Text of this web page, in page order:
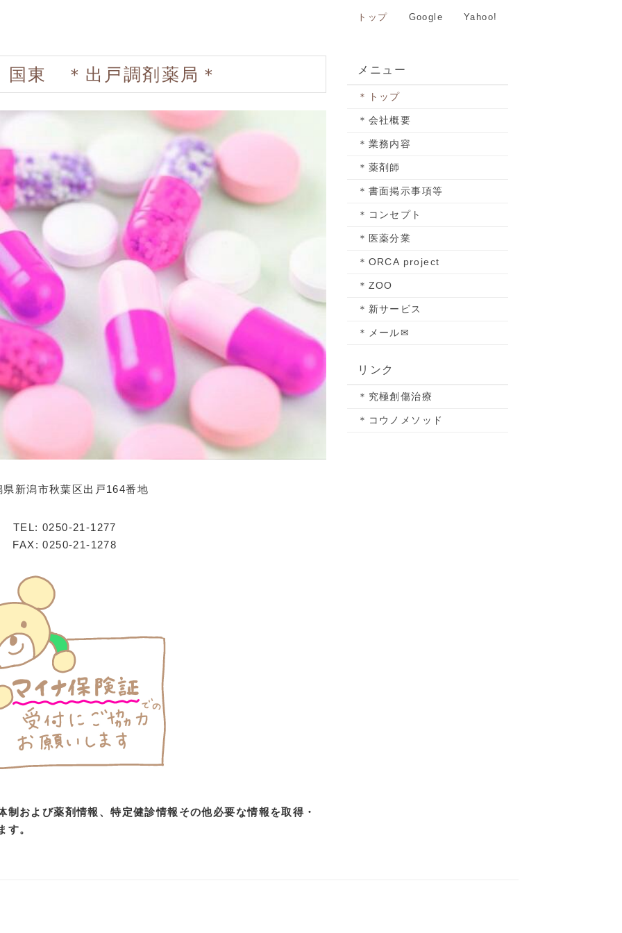
トップ Google Yahoo!
東 ＊出戸調剤薬局＊
県新潟市秋葉区出戸164番地
TEL: 0250-21-1277
FAX: 0250-21-1278
および薬剤情報、特定健診情報その他必要な情報を取得・
す。
メニュー
＊トップ
＊会社概要
＊業務内容
＊薬剤師
＊書面掲示事項等
＊コンセプト
＊医薬分業
＊ORCA project
＊ZOO
＊新サービス
＊メール✉
リンク
＊究極創傷治療
＊コウノメソッド